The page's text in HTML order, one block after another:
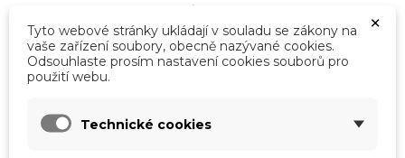
Mohlo by vás také zajímat
Vytvořit seznam přání
×
Tyto webové stránky ukládají v souladu se zákony na
vaše zařízení soubory, obecně nazývané cookies.
Odsouhlaste prosím nastavení cookies souborů pro
použití webu.
Technické cookies